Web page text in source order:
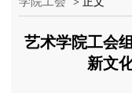
艺术学院工会
新文